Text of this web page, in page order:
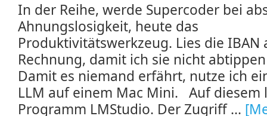
In der Reihe, werde Supercoder bei
Ahnungslosigkeit, heute das
Produktivitätswerkzeug. Lies die IBAN
Rechnung, damit ich sie nicht
Damit es niemand erfährt, nutze ich
LLM auf einem Mac Mini. Auf diesem
Programm LMStudio. Der Zugriff ...